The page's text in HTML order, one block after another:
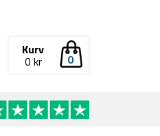
0
Kurv
0 kr